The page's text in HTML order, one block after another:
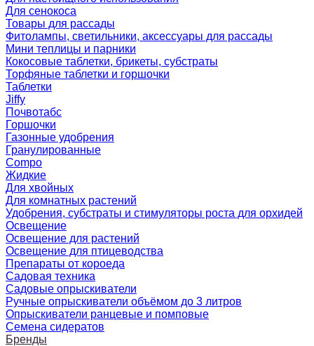
Для сенокоса
Товары для рассады
Фитолампы, светильники, аксессуары для рассады
Мини теплицы и парники
Кокосовые таблетки, брикеты, субстраты
Торфяные таблетки и горшочки
Таблетки
Jiffy
Почвотабс
Горшочки
Газонные удобрения
Гранулированные
Compo
Жидкие
Для хвойных
Для комнатных растений
Удобрения, субстраты и стимуляторы роста для орхидей
Освещение
Освещение для растений
Освещение для птицеводства
Препараты от короеда
Садовая техника
Садовые опрыскиватели
Ручные опрыскиватели объёмом до 3 литров
Опрыскиватели ранцевые и помповые
Семена сидератов
Бренды